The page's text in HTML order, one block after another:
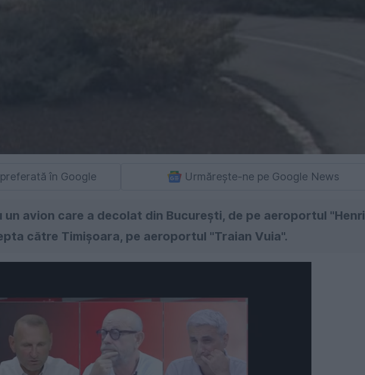
în Google Urmărește-ne pe Google News
un avion care a decolat din Bucureşti, de pe aeroportul "Henri
către Timişoara, pe aeroportul "Traian Vuia".